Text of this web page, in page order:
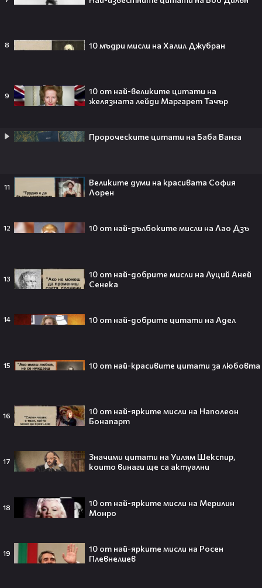
8 10 мъдри мисли на Халил Джубран
9
10 от най-великите цитати на
желязната лейди Маргарет Тачър
Пророческите цитати на Баба Ванга
11
Великите думи на красивата София
Лорен
12 10 от най-дълбоките мисли на Лао Дзъ
13
10 от най-добрите мисли на Луций Аней
Сенека
14 10 от най-добрите цитати на Адел
15 10 от най-красивите цитати за любовта
16
10 от най-ярките мисли на Наполеон
Бонапарт
17
Значими цитати на Уилям Шекспир,
които винаги ще са актуални
18
10 от най-ярките мисли на Мерилин
Монро
19
10 от най-ярките мисли на Росен
Плевнелиев
416 7-те НАЙ
Тийнейджър почти спечели над
55 милиарда по-късно: EA вече
официално е собственост на
Barbie 2 има краен срок до 2026,
който трябва да спази, иначе
След тежка контузия: Дейв
Батиста е новият Кратос!😯💥
взриви кината у нас – ето защо
всички говорят за него👀🎬
до супермодела разпали лавина от
слухове🧐